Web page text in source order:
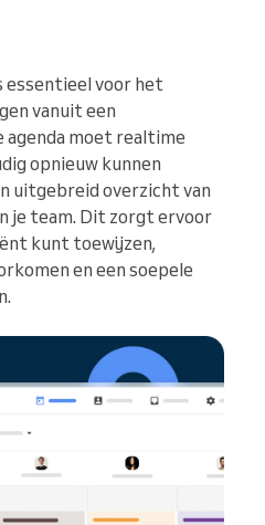
essentieel voor het
vanuit een
moet realtime
opnieuw kunnen
uitgebreid overzicht van
je team. Dit zorgt ervoor
kunt toewijzen,
en een soepele